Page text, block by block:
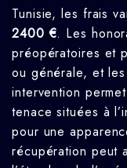
Tunisie, les frais
2400 €. Les
préopératoires et
ou générale, et
intervention
tenace situées à
pour une
récupération peut